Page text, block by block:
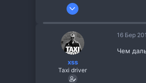
26 Жов 2013
xss
Taxi driver
16 Бер
Чем